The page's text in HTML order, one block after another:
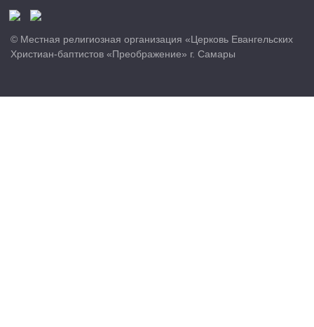
© Местная религиозная организация «Церковь Евангельских
Христиан-баптистов «Преображение» г. Самары